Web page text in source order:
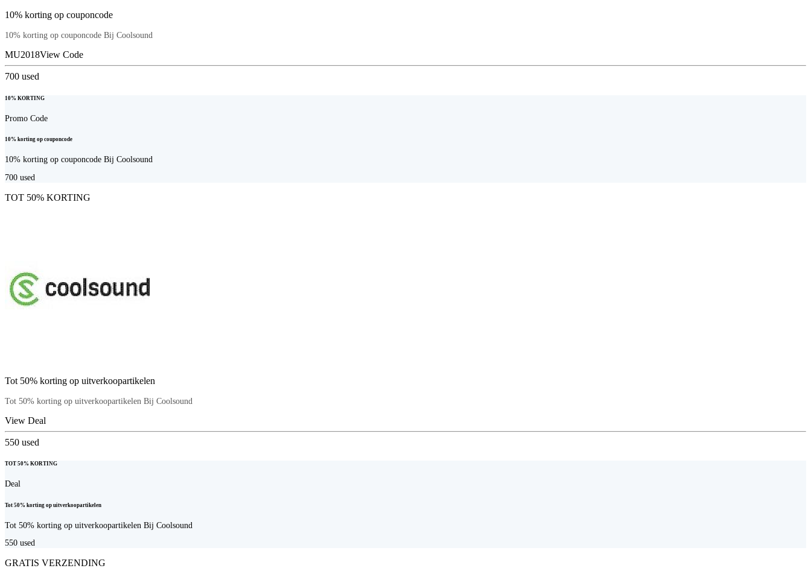
10% korting op couponcode
10% korting op couponcode Bij Coolsound
MU2018View Code
700 used
10% KORTING
Promo Code
10% korting op couponcode
10% korting op couponcode Bij Coolsound
700 used
TOT 50% KORTING
Tot 50% korting op uitverkoopartikelen
Tot 50% korting op uitverkoopartikelen Bij Coolsound
View Deal
550 used
TOT 50% KORTING
Deal
Tot 50% korting op uitverkoopartikelen
Tot 50% korting op uitverkoopartikelen Bij Coolsound
550 used
GRATIS VERZENDING